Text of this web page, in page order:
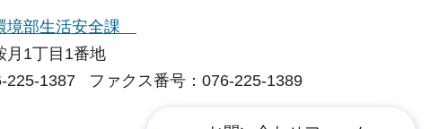
境部生活安全課
月1丁目1番地
225-1387
ファクス番号：076-225-1389